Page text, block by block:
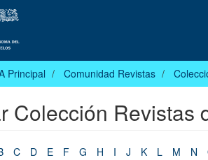
Principal Comunidad Revistas
Colección Revistas
C D E F G H I J K L M N